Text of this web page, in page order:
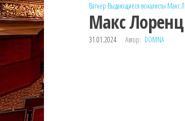
Вагнер Выдающиеся вокалисты Макс
Макс
31.01.2024 Автор: DOMNA